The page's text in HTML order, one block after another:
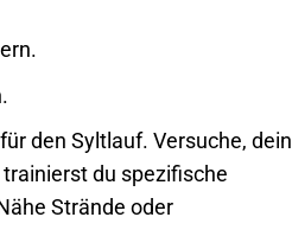
den Syltlauf. Versuche, dein
du spezifische
Strände oder